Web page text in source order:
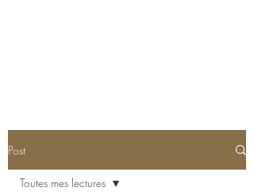
Post
Toutes mes lectures